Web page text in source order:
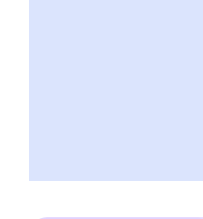
引入新投资者。因我经已辞